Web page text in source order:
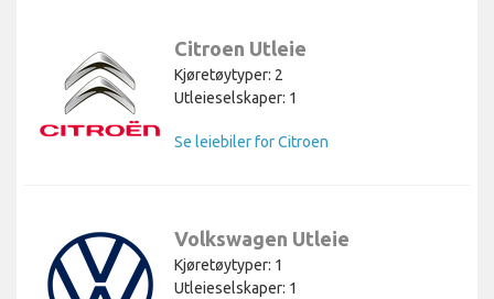
Citroen Utleie
Kjøretøytyper: 2
Utleieselskaper: 1
Se leiebiler for Citroen
Volkswagen Utleie
Kjøretøytyper: 1
Utleieselskaper: 1